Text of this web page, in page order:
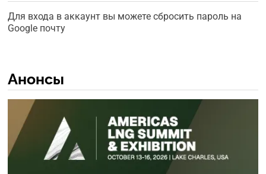
Для входа в аккаунт вы можете сбросить пароль на
Google почту
Анонсы